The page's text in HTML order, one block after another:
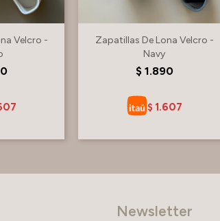
Velcro -
Zapatillas De Lona Velcro -
Navy
$ 1.890
$ 1.607
Newsletter